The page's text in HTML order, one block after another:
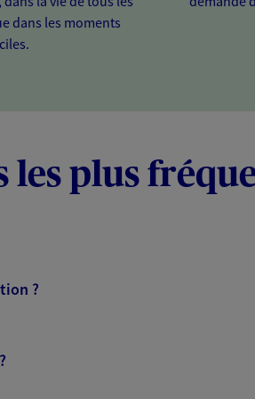
dans les moments
les plus
?